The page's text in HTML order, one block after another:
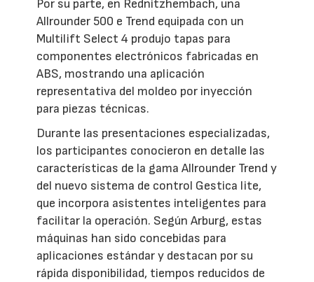
Por su parte, en Rednitzhembach, una
Allrounder 500 e Trend equipada con un
Multilift Select 4 produjo tapas para
componentes electrónicos fabricadas en
ABS, mostrando una aplicación
representativa del moldeo por inyección
para piezas técnicas.
Durante las presentaciones especializadas,
los participantes conocieron en detalle las
características de la gama Allrounder Trend y
del nuevo sistema de control Gestica lite,
que incorpora asistentes inteligentes para
facilitar la operación. Según Arburg, estas
máquinas han sido concebidas para
aplicaciones estándar y destacan por su
rápida disponibilidad, tiempos reducidos de